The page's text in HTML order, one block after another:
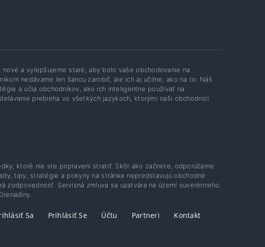
a vylepšujeme staré, aby bolo vaše obchodovanie na
nedávame len šancu zarobiť, ale ich aj učíme, ako na to. Náš
a učia obchodníkov, ako ich inteligentne používať na
prebieha vo všetkých jazykoch, ktorými naši obchodníci
ktoré nie ste pripravení stratiť. Skôr ako začnete, odporúčame
tipy, stratégie a pokyny na stránke nepredstavujú obchodné
Servisná zmluva sa uzatvára na území suverénneho
Sa Prihlásiť Se Účtu Partneri
Kontakt